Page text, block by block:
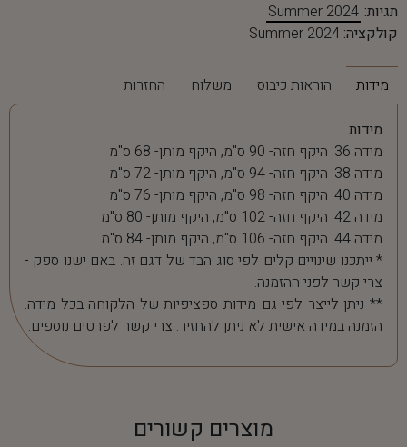
תגיות: Summer 2024
קולקציה: Summer 2024
מידות הוראות כיבוס משלוח החזרות
מידות
מידה 36: היקף חזה- 90 ס"מ, היקף מותן- 68 ס"מ
מידה 38: היקף חזה- 94 ס"מ, היקף מותן- 72 ס"מ
מידה 40: היקף חזה- 98 ס"מ, היקף מותן- 76 ס"מ
מידה 42: היקף חזה- 102 ס"מ, היקף מותן- 80 ס"מ
מידה 44: היקף חזה- 106 ס"מ, היקף מותן- 84 ס"מ
* ייתכנו שינויים קלים לפי סוג הבד של דגם זה. באם ישנו ספק -
צרי קשר לפני ההזמנה.
** ניתן לייצר לפי גם מידות ספציפיות של הלקוחה בכל מידה.
הזמנה במידה אישית לא ניתן להחזיר. צרי קשר לפרטים נוספים.
מוצרים קשורים